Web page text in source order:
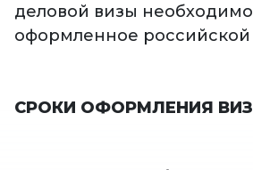
деловой визы
оформленное российской
СРОКИ ОФОРМЛЕНИЯ